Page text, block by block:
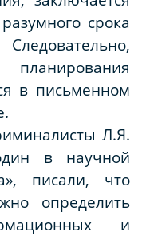
срока
в письменном
Л.Я.
в научной
писали, что
определить
и